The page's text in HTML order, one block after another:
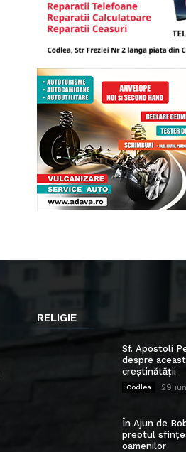
RELIGIE
Sf. Apostoli
despre
creștinătății
Codlea 29
În Ajun de
preotul
oamenilor